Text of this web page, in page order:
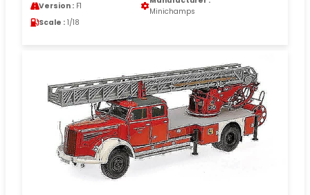
Version : F1
Minichamps
Scale : 1/18